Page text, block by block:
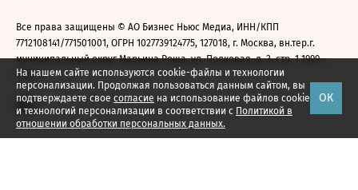
На нашем сайте используются cookie-файлы и технологии
персонализации. Продолжая пользоваться данным сайтом, вы
подтверждаете свое согласие на использование файлов cookie
и технологий персонализации в соответствии с Политикой в
отношении обработки персональных данных.
ОК
Все права защищены © АО Бизнес Ньюс Медиа, ИНН/КПП
7712108141/771501001, ОГРН 1027739124775, 127018, г. Москва, вн.тер.г.
муниципальный округ Марьина Роща, ул. Полковая, д. 3, стр. 1 1999—
2026